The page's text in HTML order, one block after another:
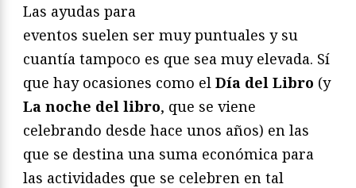
Las ayudas para
eventos suelen ser muy puntuales y su
cuantía tampoco es que sea muy elevada. Sí
que hay ocasiones como el Día del Libro (y
La noche del libro, que se viene
celebrando desde hace unos años) en las
que se destina una suma económica para
las actividades que se celebren en tal